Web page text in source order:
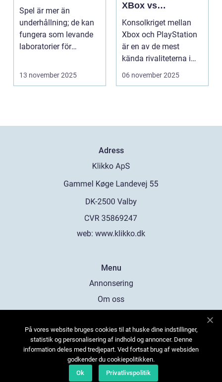
Spel är mer än
underhållning; de kan
fungera som levande
laboratorier för
13 november 2025
XBox vs
PlayStation
Konsolkriget mellan
Xbox och PlayStation
är en av de mest
kända rivaliteterna i
spelvä...
06 november 2025
Adress
web: www.klikko.dk
Menu
Annonsering
Om oss
Kontakta oss
Sitemap
På vores website bruges cookies til at huske dine indstillinger,
statistik og personalisering af indhold og annoncer. Denne
information deles med tredjepart. Ved fortsat brug af websiden
godkender du cookiepolitikken.
Ok
Privatlivspolitik